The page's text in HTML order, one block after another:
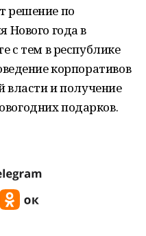
решение по
Нового года в
с тем в республике
корпоративов
власти и получение
подарков.